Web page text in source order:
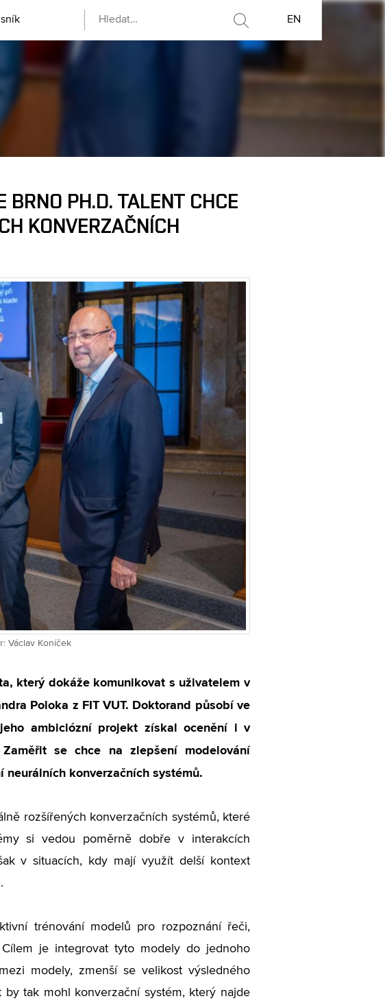
EN
BRNO PH.D. TALENT CHCE
KONVERZAČNÍCH
Václav Koníček
který dokáže komunikovat s uživatelem v
Poloka z FIT VUT. Doktorand působí ve
ambiciózní projekt získal ocenění i v
se chce na zlepšení modelování
konverzačních systémů.
rozšířených konverzačních systémů, které
si vedou poměrně dobře v interakcích
v situacích, kdy mají využít delší kontext
trénování modelů pro rozpoznání řeči,
je integrovat tyto modely do jednoho
modely, zmenší se velikost výsledného
tak mohl konverzační systém, který najde